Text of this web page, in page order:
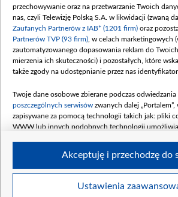
Dofinansowanie 48 862 000,00 PLN
Data podpisania umowy:
(wpłata grudzień 60,548 mln)
Dofinansowanie 900 000 000,00
Data podpisania umowy: LUTY
kwiecień 180 mln, 7 maja 180 mln,
czerwca 90 mln)
Dofinansowanie 250 000 000,00
4 sierpnia 250 mln
przechowywanie oraz na przetwarzanie Twoich
nas, czyli Telewizję Polską S.A. w likwidacji (zwaną
Zaufanych Partnerów z IAB* (1201 firm) oraz
Partnerów TVP (93 firm) , w celach marketingowych
zautomatyzowanego dopasowania reklam do
mierzenia ich skuteczności) i pozostałych, które
także zgody na udostępnianie przez nas
Twoje dane osobowe zbierane podczas odwiedzania
poszczególnych serwisów zwanych dalej
zapisywane za pomocą technologii takich jak: pliki
WWW lub innych podobnych technologii
Twoje dane osobowe zbierane podczas odwiedzania
Ustawienia
Akceptuję i przechodzę do